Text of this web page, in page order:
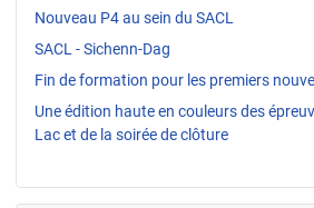
Nouveau P4 au sein du SACL
SACL - Sichenn-Dag
Fin de formation pour les premiers
Une édition haute en couleurs des
Lac et de la soirée de clôture